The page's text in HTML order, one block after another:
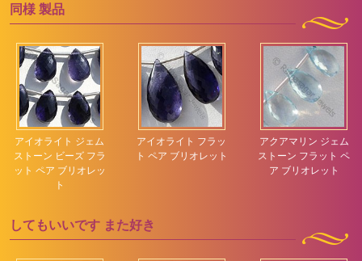
同様 製品
アイオライト ジェム
ストーン ビーズ フラ
ット ペア ブリオレッ
ト
アイオライト フラッ
ト ペア ブリオレット
アクアマリン ジェム
ストーン フラット ペ
ア ブリオレット
してもいいです また好き